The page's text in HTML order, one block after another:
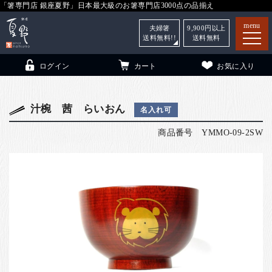
「箸専門店 銀座夏野」日本最大級のお箸専門店3000点の品揃え
menu
について
について
法人・飲食店のお客様
ログイン カート お気に入り
夫婦箸
送料無料!!
9,900 円以上
送料無料
汁椀 茜 らいおん 名入れ可
商品番号 YMMO-09-2SW